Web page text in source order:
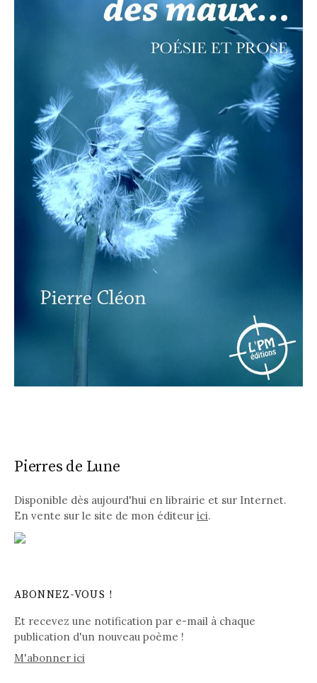
Pierres de Lune
Disponible dès aujourd'hui en librairie et sur Internet.
En vente sur le site de mon éditeur ici.
ABONNEZ-VOUS !
Et recevez une notification par e-mail à chaque
publication d'un nouveau poème !
M'abonner ici